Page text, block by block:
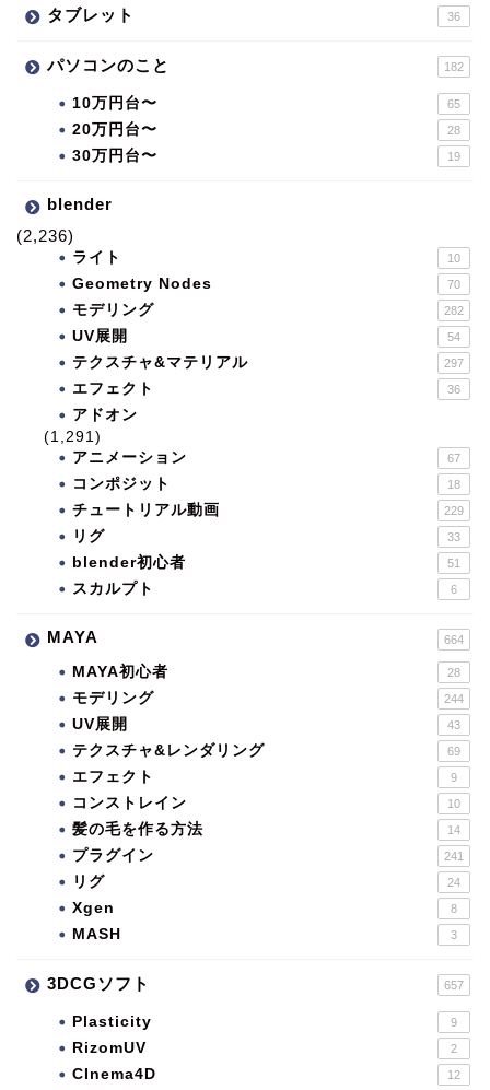
タブレット 36
パソコンのこと 182
10万円台〜 65
20万円台〜 28
30万円台〜 19
blender
(2,236)
ライト 10
Geometry Nodes 70
モデリング 282
UV展開 54
テクスチャ&マテリアル 297
エフェクト 36
アドオン
(1,291)
アニメーション
67
コンポジット 18
チュートリアル動画 229
リグ 33
blender初心者 51
スカルプト 6
MAYA 664
MAYA初心者 28
モデリング 244
UV展開 43
テクスチャ&レンダリング 69
エフェクト 9
コンストレイン 10
髪の毛を作る方法 14
プラグイン 241
リグ 24
Xgen 8
MASH 3
3DCGソフト 657
Plasticity 9
RizomUV 2
CInema4D 12